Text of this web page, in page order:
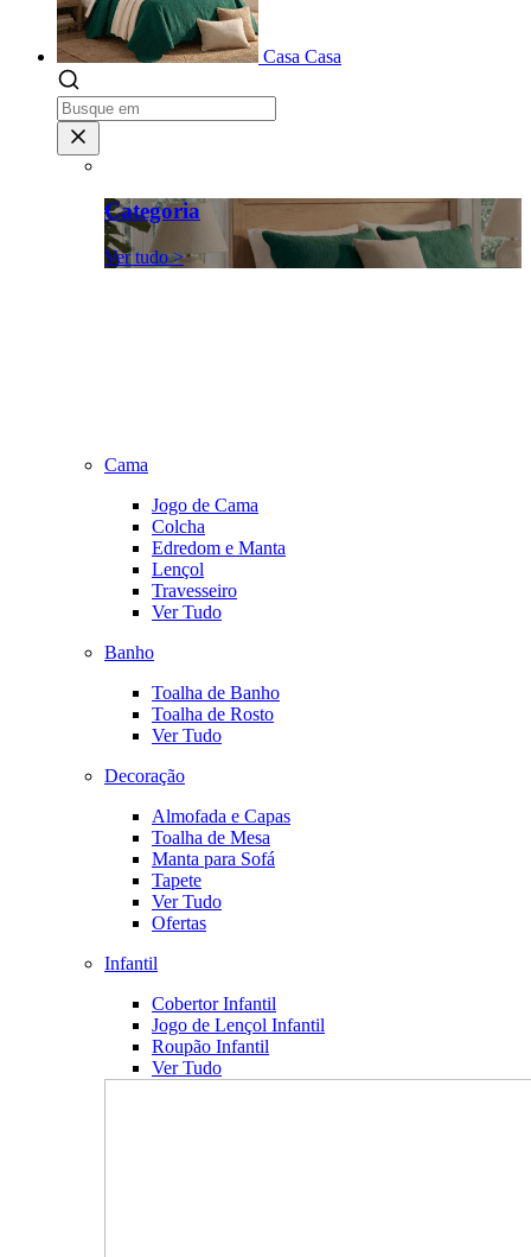
Casa Casa
Categoria
Ver tudo >
Cama
Jogo de Cama
Colcha
Edredom e Manta
Lençol
Travesseiro
Ver Tudo
Banho
Toalha de Banho
Toalha de Rosto
Ver Tudo
Decoração
Almofada e Capas
Toalha de Mesa
Manta para Sofá
Tapete
Ver Tudo
Ofertas
Infantil
Cobertor Infantil
Jogo de Lençol Infantil
Roupão Infantil
Ver Tudo